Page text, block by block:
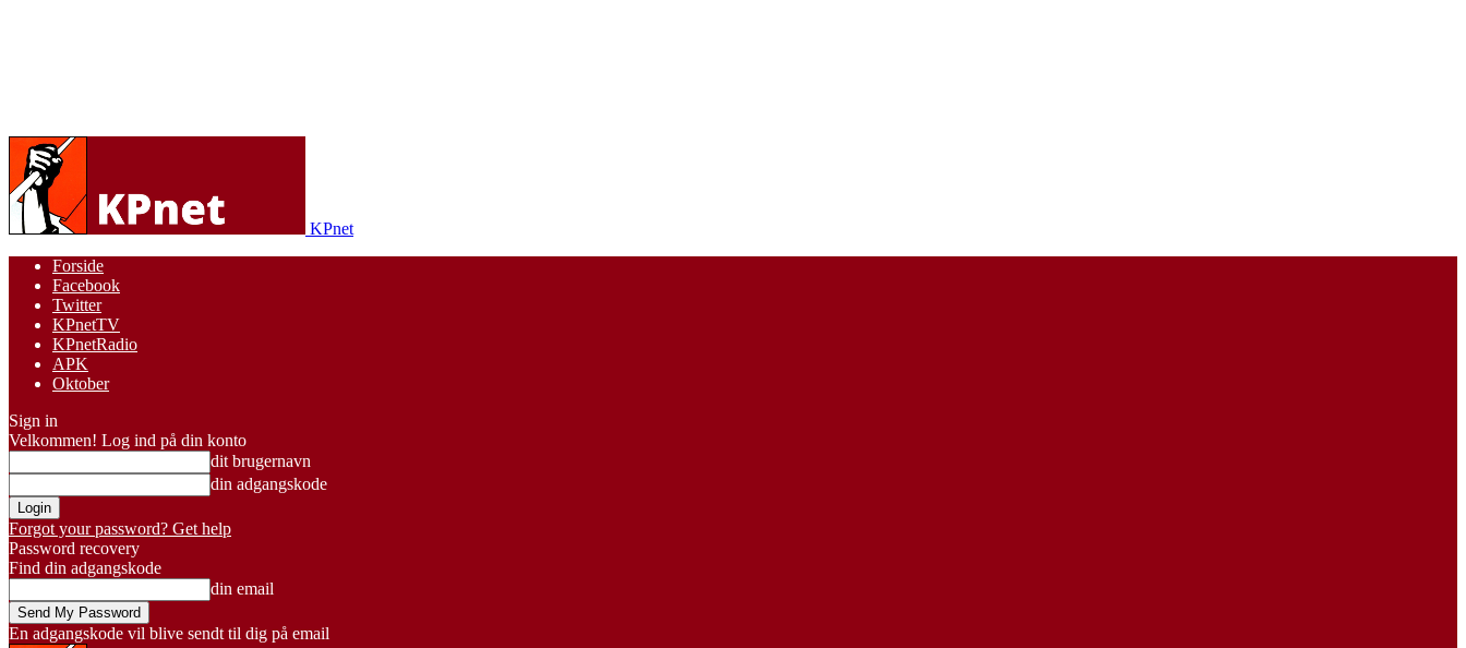
KPnet
Forside
Facebook
Twitter
KPnetTV
KPnetRadio
APK
Oktober
Sign in
Velkommen! Log ind på din konto
dit brugernavn
din adgangskode
Forgot your password? Get help
Password recovery
Find din adgangskode
din email
En adgangskode vil blive sendt til dig på email